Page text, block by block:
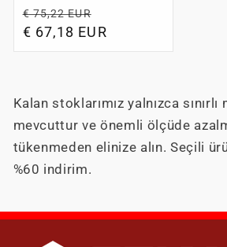
Normal
fiyat
€ 75,22 EUR
fiyat
€ 67,18 EUR
Kalan stoklarımız yalnızca
mevcuttur ve önemli ölçüde
tükenmeden elinize alın. Seçili
%60 indirim.